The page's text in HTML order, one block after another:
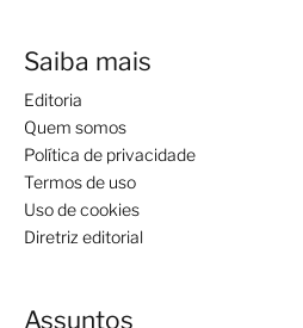
Saiba mais
Editoria
Quem somos
Política de privacidade
Termos de uso
Uso de cookies
Diretriz editorial
Assuntos